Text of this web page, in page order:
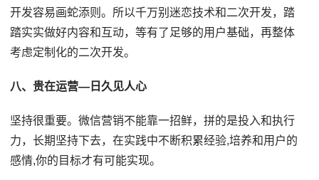
开发容易画蛇添则。所以千万别迷恋技术和二次开发，踏
踏实实做好内容和互动，等有了足够的用户基础，再整体
考虑定制化的二次开发。
八、贵在运营—日久见人心
坚持很重要。微信营销不能靠一招鲜，拼的是投入和执行
力，长期坚持下去，在实践中不断积累经验,培养和用户的
感情,你的目标才有可能实现。